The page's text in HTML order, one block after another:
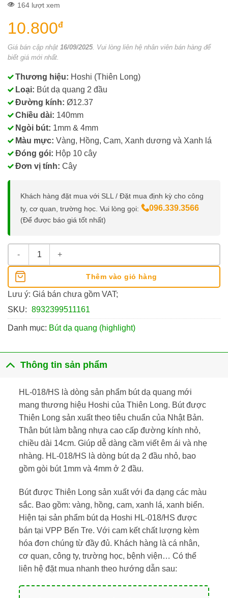
164 lượt xem
10.800đ
Giá bán cập nhật 16/09/2025. Vui lòng liên hệ nhân viên bán hàng để
biết giá mới nhất.
Thương hiệu: Hoshi (Thiên Long)
Loại: Bút dạ quang 2 đầu
Đường kính: Ø12.37
Chiều dài: 140mm
Ngòi bút: 1mm & 4mm
Màu mực: Vàng, Hồng, Cam, Xanh dương và Xanh lá
Đóng gói: Hộp 10 cây
Đơn vị tính: Cây
Khách hàng đặt mua với SLL / Đặt mua định kỳ cho công
ty, cơ quan, trường học. Vui lòng gọi:
096.339.3566
(Để được báo giá tốt nhất)
Bút Dạ Quang Hoshi HL-018/HS Thiên Long số lượng
Thêm vào giỏ hàng
Lưu ý: Giá bán chưa gồm VAT;
SKU: 8932399511161
Danh mục: Bút dạ quang (highlight)
Thông tin sản phẩm
HL-018/HS là dòng sản phẩm bút dạ quang mới
mang thương hiệu Hoshi của Thiên Long. Bút được
Thiên Long sản xuất theo tiêu chuẩn của Nhật Bản.
Thân bút làm bằng nhựa cao cấp đường kính nhỏ,
chiều dài 14cm. Giúp dễ dàng cầm viết êm ái và nhẹ
nhàng. HL-018/HS là dòng bút dạ 2 đầu nhỏ, bao
gồm gòi bút 1mm và 4mm ở 2 đầu.
Bút được Thiên Long sản xuất với đa dạng các màu
sắc. Bao gồm: vàng, hồng, cam, xanh lá, xanh biển.
Hiện tại sản phẩm bút dạ Hoshi HL-018/HS được
bán tại VPP Bến Tre. Với cam kết chất lượng kèm
hóa đơn chúng từ đầy đủ. Khách hàng là cá nhân,
cơ quan, công ty, trường học, bệnh viện… Có thể
liên hệ đặt mua nhanh theo hướng dẫn sau: